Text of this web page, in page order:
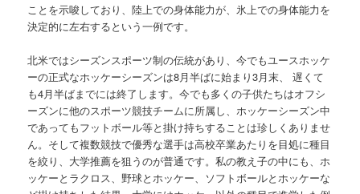
ことを示唆しており、陸上での身体能力が、氷上での身体能力を
決定的に左右するという一例です。
北米ではシーズンスポーツ制の伝統があり、今でもユースホッケ
ーの正式なホッケーシーズンは8月半ばに始まり3月末、 遅くて
も4月半ばまでには終了します。今でも多くの子供たちはオフシ
ーズンに他のスポーツ競技チームに所属し、ホッケーシーズン中
であってもフットボール等と掛け持ちすることは珍しくありませ
ん。そして複数競技で優秀な選手は高校卒業あたりを目処に種目
を絞り、大学推薦を狙うのが普通です。私の教え子の中にも、ホ
ッケーとラクロス、野球とホッケー、ソフトボールとホッケーな